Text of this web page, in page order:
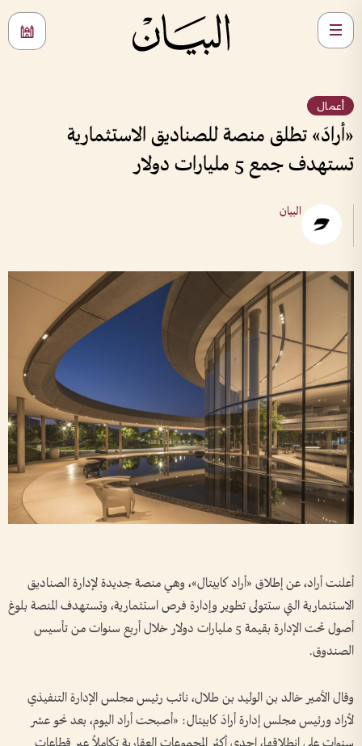
أعمال
«أرادَ» تطلق منصة للصناديق الاستثمارية
تستهدف جمع 5 مليارات دولار
البيان
أعلنت أراد، عن إطلاق «أراد كابيتال»، وهي منصة جديدة لإدارة الصناديق
الاستثمارية التي ستتولى تطوير وإدارة فرص استثمارية، وتستهدف المنصة بلوغ
أصول تحت الإدارة بقيمة 5 مليارات دولار خلال أربع سنوات من تأسيس
الصندوق.
وقال الأمير خالد بن الوليد بن طلال، نائب رئيس مجلس الإدارة التنفيذي
لأراد ورئيس مجلس إدارة أرادَ كابيتال: «أصبحت أراد اليوم، بعد نحو عشر